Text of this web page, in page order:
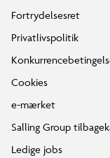
Fortrydelsesret
Privatlivspolitik
Cookies
e-mærket
Salling Group
Ledige jobs